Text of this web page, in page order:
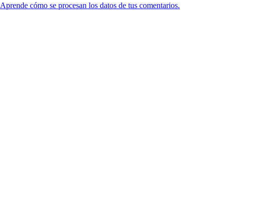
Aprende cómo se procesan los datos de tus comentarios.